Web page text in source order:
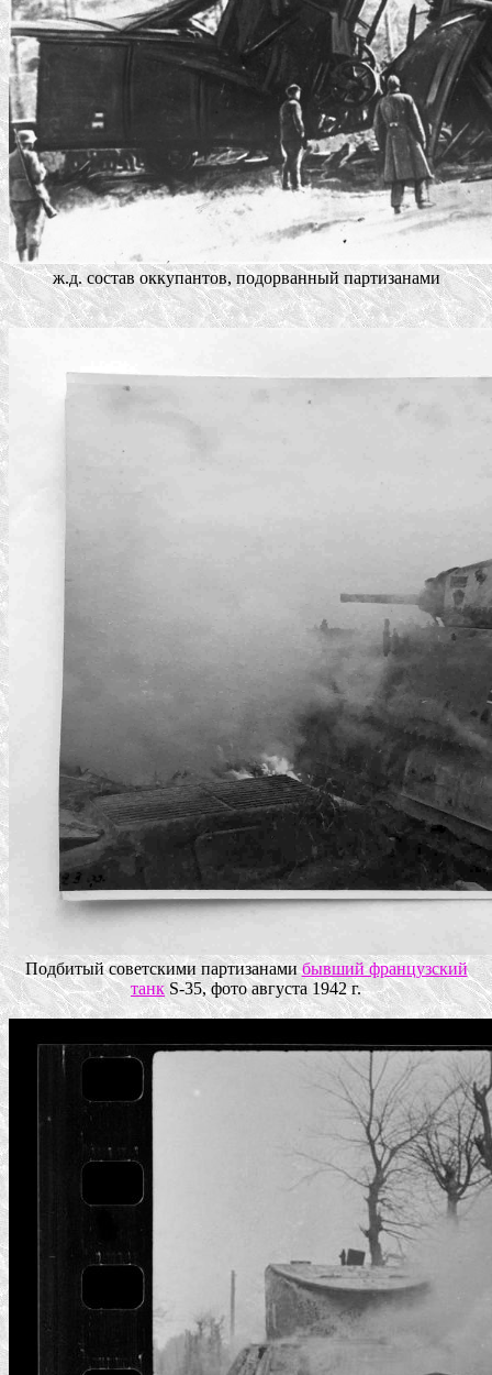
ж.д. состав оккупантов, подорванный партизанами
Подбитый советскими партизанамибывший французский
танк S-35, фото августа 1942 г.